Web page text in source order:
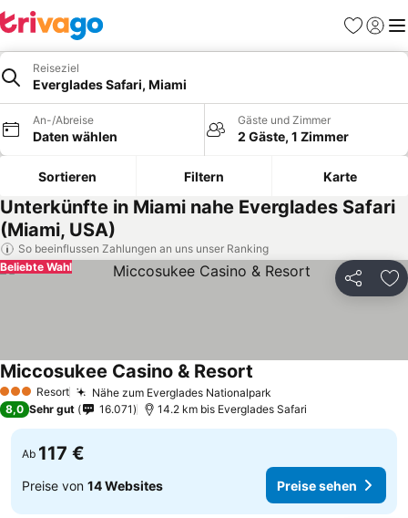
Favoriten
Reiseziel
Everglades Safari, Miami
An-/Abreise
Daten wählen
Gäste und Zimmer
2 Gäste, 1 Zimmer
Sortieren Filtern Karte
Unterkünfte in Miami nahe Everglades Safari
(Miami, USA)
So beeinflussen Zahlungen an uns unser Ranking
Teilen
Beliebte Wahl
3 SterneResort Nähe zum Everglades Nationalpark
Miccosukee Casino & Resort
8,0 Sehr gut 16.071 14.2 km bis Everglades Safari
Ab 117 €
Preise von 14 Websites Preise sehen